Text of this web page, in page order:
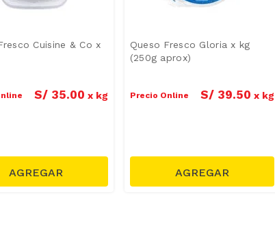
Cuisine & Co x
S/ 35.00 x kg
Queso Fresco Gloria x kg
(250g aprox)
Precio Online S/ 39.50 x kg